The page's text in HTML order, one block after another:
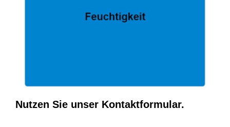
Nutzen Sie unser Kontaktformular.